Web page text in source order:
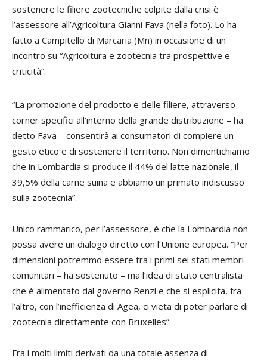
sostenere le filiere zootecniche colpite dalla crisi è
l’assessore all’Agricoltura Gianni Fava (nella foto). Lo ha
fatto a Campitello di Marcaria (Mn) in occasione di un
incontro su “Agricoltura e zootecnia tra prospettive e
criticità”.
“La promozione del prodotto e delle filiere, attraverso
corner specifici all’interno della grande distribuzione – ha
detto Fava – consentirà ai consumatori di compiere un
gesto etico e di sostenere il territorio. Non dimentichiamo
che in Lombardia si produce il 44% del latte nazionale, il
39,5% della carne suina e abbiamo un primato indiscusso
sulla zootecnia”.
Unico rammarico, per l’assessore, è che la Lombardia non
possa avere un dialogo diretto con l’Unione europea. “Per
dimensioni potremmo essere tra i primi sei stati membri
comunitari – ha sostenuto – ma l’idea di stato centralista
che è alimentato dal governo Renzi e che si esplicita, fra
l’altro, con l’inefficienza di Agea, ci vieta di poter parlare di
zootecnia direttamente con Bruxelles”.
Fra i molti limiti derivati da una totale assenza di